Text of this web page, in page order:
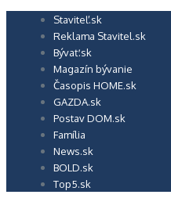
Preskočiť
Staviteľ.sk
Reklama Stavitel.sk
Bývať.sk
Magazín bývanie
Časopis HOME.sk
GAZDA.sk
Postav DOM.sk
Família
News.sk
BOLD.sk
Top5.sk